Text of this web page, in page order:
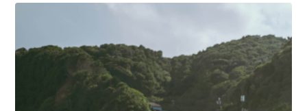
中伊豆
CATEGORY
岬